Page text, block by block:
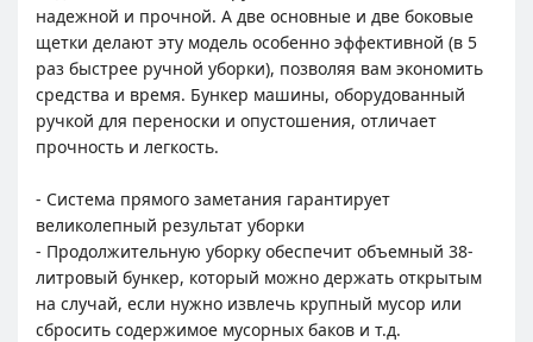
надежной и прочной. А две основные и две боковые
щетки делают эту модель особенно эффективной (в 5
раз быстрее ручной уборки), позволяя вам экономить
средства и время. Бункер машины, оборудованный
ручкой для переноски и опустошения, отличает
прочность и легкость.
- Система прямого заметания гарантирует
великолепный результат уборки
- Продолжительную уборку обеспечит объемный 38-
литровый бункер, который можно держать открытым
на случай, если нужно извлечь крупный мусор или
сбросить содержимое мусорных баков и т.д.